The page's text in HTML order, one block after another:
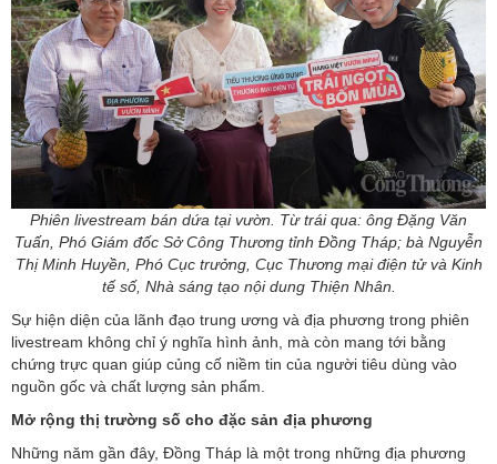
Phiên livestream bán dứa tại vườn. Từ trái qua: ông Đặng Văn
Tuấn, Phó Giám đốc Sở Công Thương tỉnh Đồng Tháp; bà Nguyễn
Thị Minh Huyền, Phó Cục trưởng, Cục Thương mại điện tử và Kinh
tế số, Nhà sáng tạo nội dung Thiện Nhân.
Sự hiện diện của lãnh đạo trung ương và địa phương trong phiên
livestream không chỉ ý nghĩa hình ảnh, mà còn mang tới bằng
chứng trực quan giúp củng cố niềm tin của người tiêu dùng vào
nguồn gốc và chất lượng sản phẩm.
Mở rộng thị trường số cho đặc sản địa phương
Những năm gần đây, Đồng Tháp là một trong những địa phương